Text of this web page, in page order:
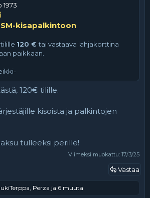
kisapalkintoon
120 €tai vastaava lahjakorttina
paikkaan.
120€ tilille.
kisoista ja palkintojen
tulleeksi perille!
Viimeksi muokattu: 17/3/25
Vastaa
Perza ja 6 muuta